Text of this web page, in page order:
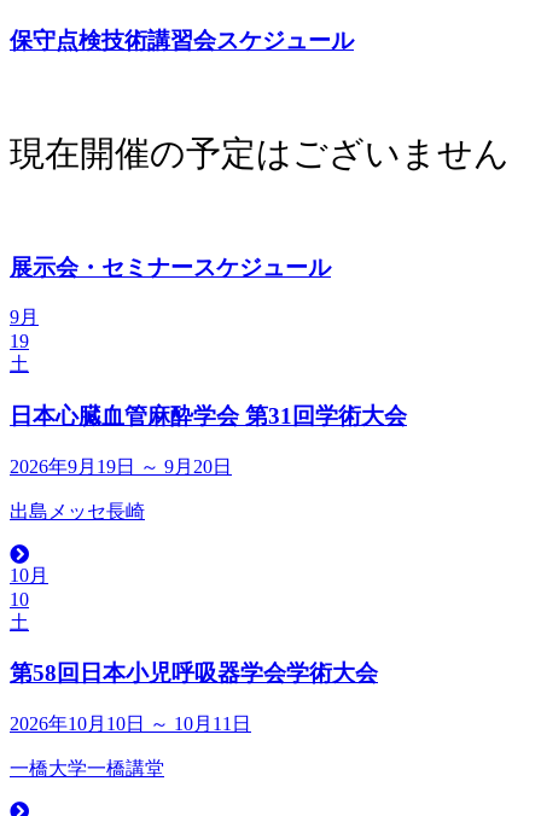
保守点検技術講習会スケジュール
現在開催の予定はございません
展示会・セミナースケジュール
9月
19
土
日本心臓血管麻酔学会 第31回学術大会
2026年9月19日 ～ 9月20日
出島メッセ長崎
10月
10
土
第58回日本小児呼吸器学会学術大会
2026年10月10日 ～ 10月11日
一橋大学一橋講堂